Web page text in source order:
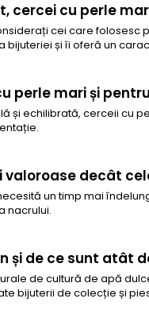
cercei cu perle
cei care folosesc
și îi oferă un
perle mari și
și echilibrată, cerceii cu
valoroase decât
un timp mai
nacrului.
și de ce sunt atât
de cultură de apă
bijuterii de colecție și